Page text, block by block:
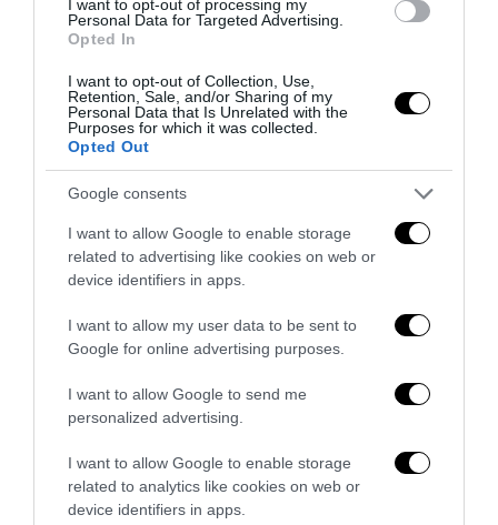
I want to opt-out of processing my
Personal Data for Targeted Advertising.
Opted In
I want to opt-out of Collection, Use,
Retention, Sale, and/or Sharing of my
Personal Data that Is Unrelated with the
Purposes for which it was collected.
Opted Out
Google consents
I want to allow Google to enable storage
related to advertising like cookies on web or
device identifiers in apps.
I want to allow my user data to be sent to
Google for online advertising purposes.
I want to allow Google to send me
personalized advertising.
I want to allow Google to enable storage
related to analytics like cookies on web or
device identifiers in apps.
Senso del sacro, fiuto del gol: Mikel Merino e una
Spagna tornata alle origini